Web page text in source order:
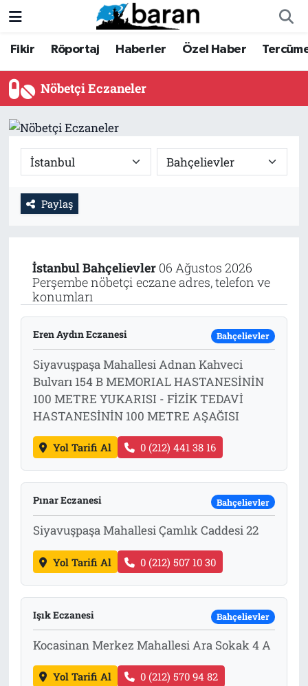
Fikir Röportaj Haberler Özel Haber
Nöbetçi Eczaneler
Paylaş
İstanbulBahçelievler06 Ağustos 2026
Perşembe nöbetçi eczane adres, telefon ve
konumları
Eren Aydın Eczanesi Bahçelievler
Siyavuşpaşa Mahallesi Adnan Kahveci
Bulvarı 154 B MEMORIAL HASTANESİNİN
100 METRE YUKARISI - FİZİK TEDAVİ
HASTANESİNİN 100 METRE AŞAĞISI
Yol Tarifi Al 0 (212) 441 38 16
Pınar Eczanesi Bahçelievler
Siyavuşpaşa Mahallesi Çamlık Caddesi 22
Yol Tarifi Al 0 (212) 507 10 30
Işık Eczanesi Bahçelievler
Kocasinan Merkez Mahallesi Ara Sokak 4 A
Yol Tarifi Al 0 (212) 570 94 82
Fikir
Röportaj
Haberler
Özel Haber
Tercüme
Büyük Doğu-İbda
Dergi
Tarih
Fikir
Röportaj
Haberler
Özel Haber
Tercüme
Büyük Doğu-İbda
Dergi
İletişim
Künye
Nöbetçi Eczaneler
Hava Durumu
Trafik Durumu
Süper Lig Puan Durumu ve Fikstür
Tüm Manşetler
Haber Arşivi